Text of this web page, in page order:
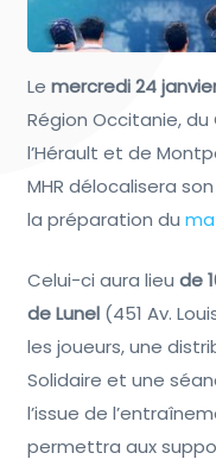
Le mercredi 24
Région Occitanie,
l’Hérault et de
MHR délocalisera
la préparation du
Celui-ci aura lieu de
de Lunel (451 Av.
les joueurs, une
Solidaire et une
l’issue de
permettra aux